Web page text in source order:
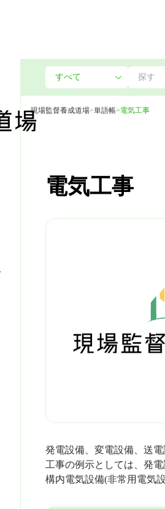
現場監督養成道場>単語帳>電気工事
電気工事
発電設備、変電設備、送
工事の例示としては、発
構内電気設備(非常用電気